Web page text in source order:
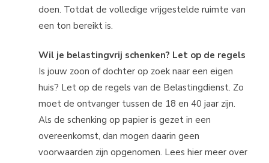
doen. Totdat de volledige vrijgestelde ruimte van
een ton bereikt is.
Wil je belastingvrij schenken? Let op de regels
Is jouw zoon of dochter op zoek naar een eigen
huis? Let op de regels van de Belastingdienst. Zo
moet de ontvanger tussen de 18 en 40 jaar zijn.
Als de schenking op papier is gezet in een
overeenkomst, dan mogen daarin geen
voorwaarden zijn opgenomen. Lees hier meer over